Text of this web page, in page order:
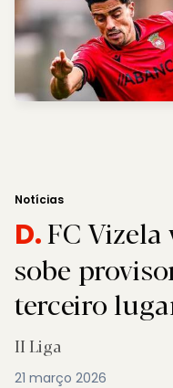
Notícias
D.FC Vizela
sobe
terceiro
II Liga
21 março 2026